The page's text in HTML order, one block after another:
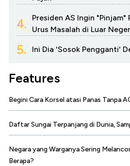
4.
Presiden AS Ingin "Pinjam"
Urus Masalah di Luar
5. Ini Dia 'Sosok Pengganti'
Features
Begini Cara Korsel atasi Panas Tanpa
Daftar Sungai Terpanjang di Dunia,
Negara yang Warganya Sering
Berapa?